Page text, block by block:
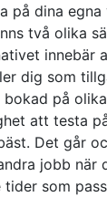
på dina
två olika
innebär
dig som
bokad på
att testa
Det går
jobb när
tider som